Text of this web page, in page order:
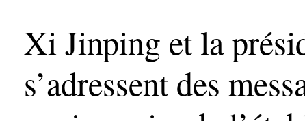
Xi Jinping et la
s’adressent des